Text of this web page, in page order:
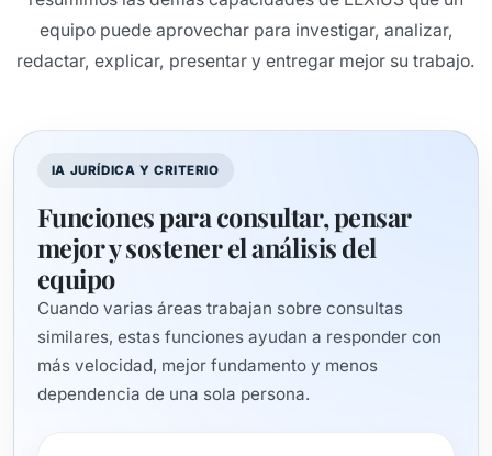
equipo puede aprovechar para investigar, analizar,
redactar, explicar, presentar y entregar mejor su trabajo.
IA JURÍDICA Y CRITERIO
Funciones para consultar, pensar
mejor y sostener el análisis del
equipo
Cuando varias áreas trabajan sobre consultas
similares, estas funciones ayudan a responder con
más velocidad, mejor fundamento y menos
dependencia de una sola persona.